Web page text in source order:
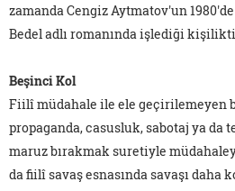
zamanda Cengiz Aytmatov'un 1980'de
Bedel adlı romanında işlediği
Beşinci Kol
Fiilî müdahale ile ele geçirilemeyen
propaganda, casusluk, sabotaj ya
maruz bırakmak suretiyle
da fiilî savaş esnasında savaşı daha